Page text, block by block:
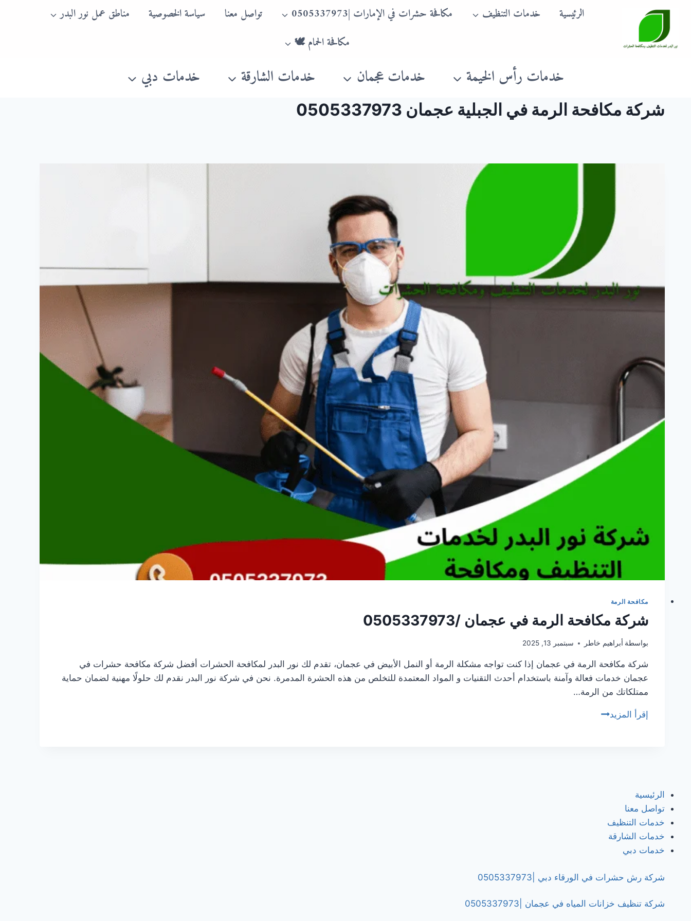
المحتوى
الرئيسية خدمات التنظيف مكافحة حشرات في الإمارات |0505337973 تواصل معنا سياسة الخصوصية
مناطق عمل نور البدر
مكافحة الحمام 🕊
خدمات رأس الخيمة خدمات عجمان خدمات الشارقة خدمات دبي
شركة مكافحة الرمة في الجبلية عجمان 0505337973
مكافحة الرمة
شركة مكافحة الرمة في عجمان /0505337973
بواسطة أبراهيم خاطر سبتمبر 13, 2025
شركة مكافحة الرمة في عجمان إذا كنت تواجه مشكلة الرمة أو النمل الأبيض في عجمان، تقدم لك نور البدر لمكافحة الحشرات أفضل شركة مكافحة حشرات في
عجمان خدمات فعالة وآمنة باستخدام أحدث التقنيات و المواد المعتمدة للتخلص من هذه الحشرة المدمرة. نحن في شركة نور البدر نقدم لك حلولًا مهنية لضمان حماية
ممتلكاتك من الرمة…
إقرأ المزيدشركة
الرئيسية
تواصل معنا
خدمات التنظيف
خدمات الشارقة
خدمات دبي
شركة رش حشرات في الورقاء دبي |0505337973
شركة تنظيف خزانات المياه في عجمان |0505337973